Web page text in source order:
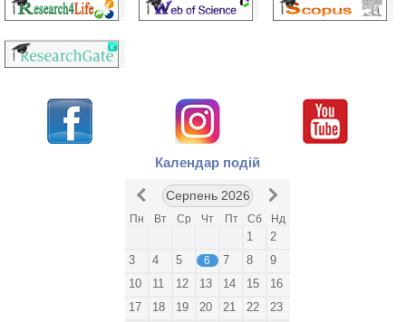
Календар подій
Серпень 2026
Пн Вт Ср Чт Пт Сб Нд
1
2
3
4 5 6 7 8
9
10
11 12 13 14 15
16
17
18 19 20 21 22
23